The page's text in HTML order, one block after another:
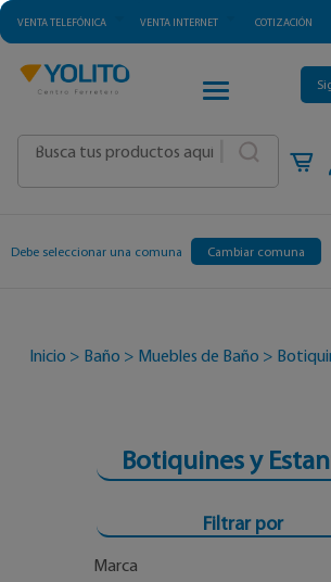
VENTA TELEFÓNICA VENTA INTERNET COTIZACIÓN
CATEGORÍAS
Debe seleccionar una comuna Cambiar comuna
Inicio > Baño > Muebles de Baño >
Botiquines y
Filtrar por
Marca